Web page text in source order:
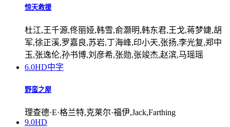
惊天救援
杜江,王千源,佟丽娅,韩雪,俞灏明,韩东君,王戈,蒋梦婕,胡
军,徐正溪,罗嘉良,苏岩,丁海峰,印小天,张扬,李光复,郑中
玉,张逸伦,孙书博,刘彦希,张勋,张竣杰,赵滨,马瑶瑶
6.0HD中字
野蛮之屋
理查德·E·格兰特,克莱尔·福伊,Jack,Farthing
9.0HD